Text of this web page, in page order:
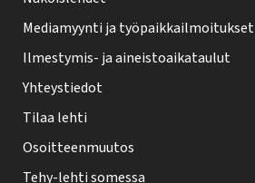
Mediamyynti ja työpaikkailmoitukset
Ilmestymis- ja aineistoaikataulut
Yhteystiedot
Tilaa lehti
Osoitteenmuutos
Tehy-lehti somessa